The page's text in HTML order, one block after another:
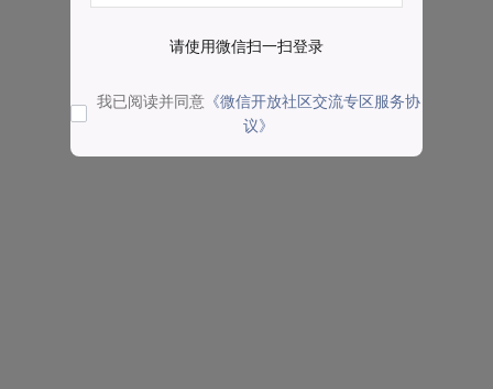
请使用微信扫一扫登录
我已阅读并同意 《微信开放社区交流专区服务协
议》